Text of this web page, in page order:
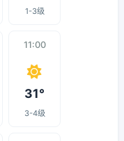
1-3级
11:00
31°
3-4级